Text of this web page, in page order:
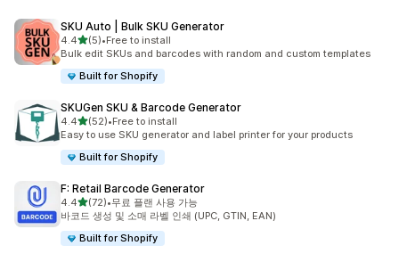
SKU Auto | Bulk SKU Generator
4.4별 5개 중
(5)
총 리뷰 5개
•Free to install
Bulk edit SKUs and barcodes with random and custom templates
Built for Shopify
SKUGen SKU & Barcode Generator
4.4별 5개 중
(52)
총 리뷰 52개
•Free to install
Easy to use SKU generator and label printer for your products
Built for Shopify
F: Retail Barcode Generator
4.4별 5개 중
(72)
총 리뷰 72개
•무료 플랜 사용 가능
바코드 생성 및 소매 라벨 인쇄 (UPC, GTIN, EAN)
Built for Shopify